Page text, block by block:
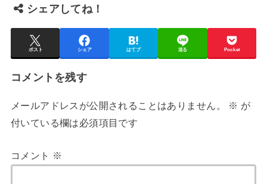
シェアしてね！
ポスト シェア はてブ 送る Pocket
コメントを残す
メールアドレスが公開されることはありません。 ※ が
付いている欄は必須項目です
コメント ※